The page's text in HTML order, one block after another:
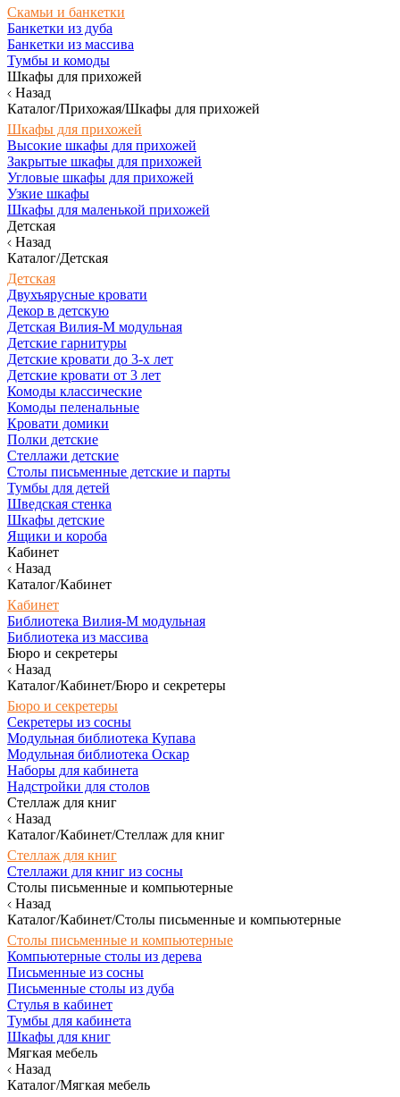
Скамьи и банкетки
Банкетки из дуба
Банкетки из массива
Тумбы и комоды
Шкафы для прихожей
Назад
Каталог/Прихожая/Шкафы для прихожей
Шкафы для прихожей
Высокие шкафы для прихожей
Закрытые шкафы для прихожей
Угловые шкафы для прихожей
Узкие шкафы
Шкафы для маленькой прихожей
Детская
Назад
Каталог/Детская
Детская
Двухъярусные кровати
Декор в детскую
Детская Вилия-М модульная
Детские гарнитуры
Детские кровати до 3-х лет
Детские кровати от 3 лет
Комоды классические
Комоды пеленальные
Кровати домики
Полки детские
Стеллажи детские
Столы письменные детские и парты
Тумбы для детей
Шведская стенка
Шкафы детские
Ящики и короба
Кабинет
Назад
Каталог/Кабинет
Кабинет
Библиотека Вилия-М модульная
Библиотека из массива
Бюро и секретеры
Назад
Каталог/Кабинет/Бюро и секретеры
Бюро и секретеры
Секретеры из сосны
Модульная библиотека Купава
Модульная библиотека Оскар
Наборы для кабинета
Надстройки для столов
Стеллаж для книг
Назад
Каталог/Кабинет/Стеллаж для книг
Стеллаж для книг
Стеллажи для книг из сосны
Столы письменные и компьютерные
Назад
Каталог/Кабинет/Столы письменные и компьютерные
Столы письменные и компьютерные
Компьютерные столы из дерева
Письменные из сосны
Письменные столы из дуба
Стулья в кабинет
Тумбы для кабинета
Шкафы для книг
Мягкая мебель
Назад
Каталог/Мягкая мебель